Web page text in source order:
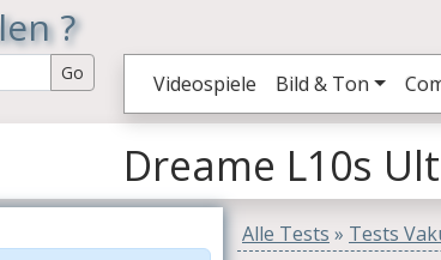
?
Videospiele Bild & Ton
Dreame L10s
Alle Tests » Tests